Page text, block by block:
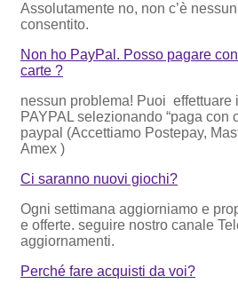
Assolutamente no, non c’è
consentito.
Non ho PayPal. Posso pagare
carte ?
nessun problema! Puoi effettuare
PAYPAL selezionando “paga con
paypal (Accettiamo Postepay,
Amex )
Ci saranno nuovi giochi?
Ogni settimana aggiorniamo e
e offerte. seguire nostro canale
aggiornamenti.
Perché fare acquisti da voi?